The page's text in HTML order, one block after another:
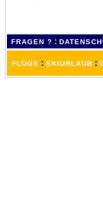
FRAGEN ? :
FLÜGE : SKIURLAUB :